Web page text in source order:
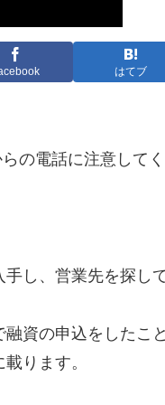
はてブ
の電話に注意して
手し、営業先を探し
資の申込をしたこ
ります。